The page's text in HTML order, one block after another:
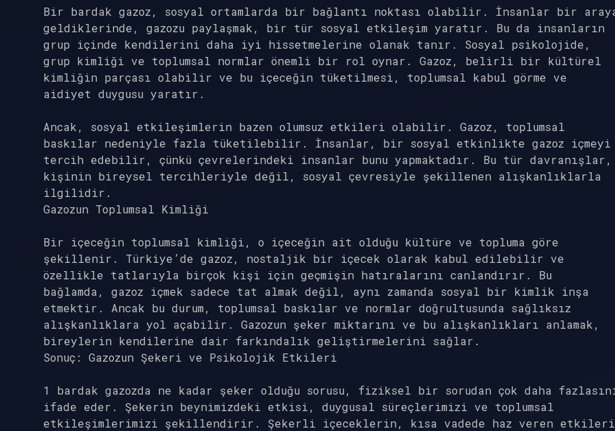
Bir bardak gazoz, sosyal ortamlarda bir bağlantı noktası olabilir. İnsanlar bir
geldiklerinde, gazozu paylaşmak, bir tür sosyal etkileşim yaratır. Bu da insanların
grup içinde kendilerini daha iyi hissetmelerine olanak tanır. Sosyal psikolojide,
grup kimliği ve toplumsal normlar önemli bir rol oynar. Gazoz, belirli bir kültürel
kimliğin parçası olabilir ve bu içeceğin tüketilmesi, toplumsal kabul görme ve
aidiyet duygusu yaratır.
Ancak, sosyal etkileşimlerin bazen olumsuz etkileri olabilir. Gazoz, toplumsal
baskılar nedeniyle fazla tüketilebilir. İnsanlar, bir sosyal etkinlikte gazoz içmeyi
tercih edebilir, çünkü çevrelerindeki insanlar bunu yapmaktadır. Bu tür davranışlar,
kişinin bireysel tercihleriyle değil, sosyal çevresiyle şekillenen alışkanlıklarla
ilgilidir.
Gazozun Toplumsal Kimliği
Bir içeceğin toplumsal kimliği, o içeceğin ait olduğu kültüre ve topluma göre
şekillenir. Türkiye’de gazoz, nostaljik bir içecek olarak kabul edilebilir ve
özellikle tatlarıyla birçok kişi için geçmişin hatıralarını canlandırır. Bu
bağlamda, gazoz içmek sadece tat almak değil, aynı zamanda sosyal bir kimlik inşa
etmektir. Ancak bu durum, toplumsal baskılar ve normlar doğrultusunda sağlıksız
alışkanlıklara yol açabilir. Gazozun şeker miktarını ve bu alışkanlıkları anlamak,
bireylerin kendilerine dair farkındalık geliştirmelerini sağlar.
Sonuç: Gazozun Şekeri ve Psikolojik Etkileri
1 bardak gazozda ne kadar şeker olduğu sorusu, fiziksel bir sorudan çok daha
ifade eder. Şekerin beynimizdeki etkisi, duygusal süreçlerimizi ve toplumsal
etkileşimlerimizi şekillendirir. Şekerli içeceklerin, kısa vadede haz veren etkileri